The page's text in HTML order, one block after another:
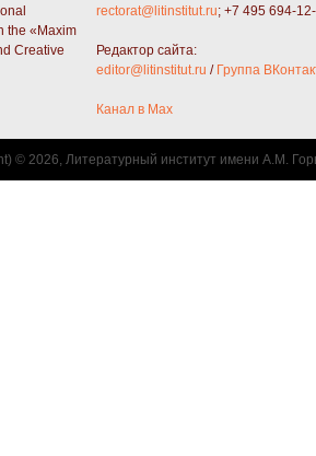
the «Maxim
Creative
rectorat@litinstitut.ru; +7 495 694-
Редактор сайта:
editor@litinstitut.ru / Группа
Канал в Max
© 2026, Литературный институт имени А.М.